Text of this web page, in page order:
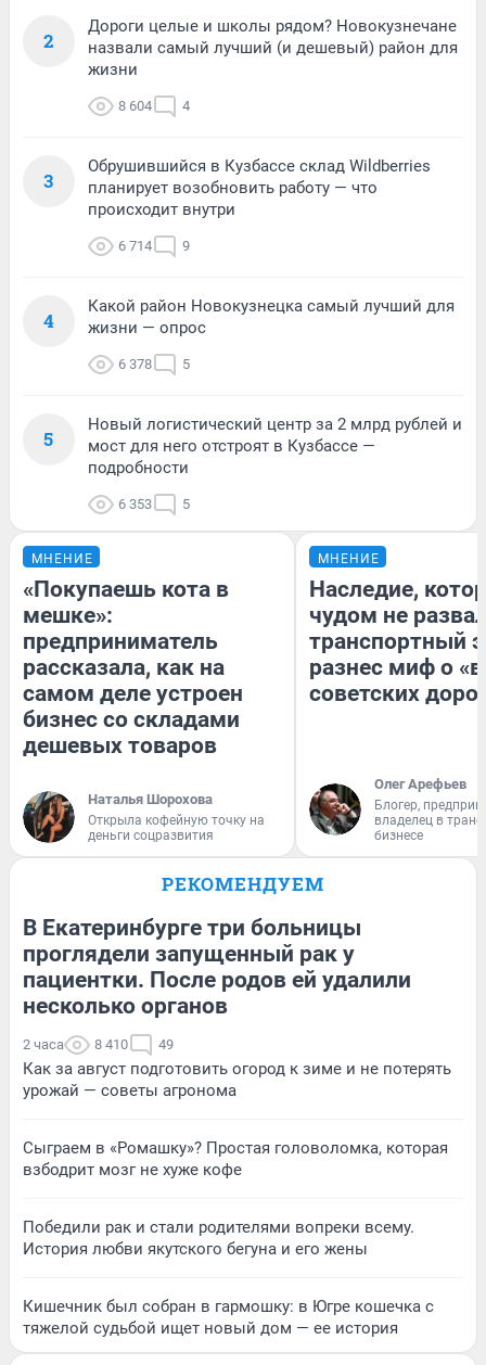
2
Дороги целые и школы рядом? Новокузнечане
назвали самый лучший (и дешевый) район для
жизни
8 604 4
3
Обрушившийся в Кузбассе склад Wildberries
планирует возобновить работу — что
происходит внутри
6 714 9
4
Какой район Новокузнецка самый лучший для
жизни — опрос
6 378 5
5
Новый логистический центр за 2 млрд рублей и
мост для него отстроят в Кузбассе —
подробности
6 353 5
МНЕНИЕ
«Покупаешь кота в
мешке»:
предприниматель
рассказала, как на
самом деле устроен
бизнес со складами
дешевых товаров
Наталья Шорохова
Открыла кофейную точку на
деньги соцразвития
МНЕНИЕ
Наследие,
чудом не
транспортный
разнес миф о
советских
Олег Арефьев
Блогер,
владелец в
бизнесе
РЕКОМЕНДУЕМ
В Екатеринбурге три больницы
проглядели запущенный рак у
пациентки. После родов ей удалили
несколько органов
2 часа 8 410 49
Как за август подготовить огород к зиме и не потерять
урожай — советы агронома
Сыграем в «Ромашку»? Простая головоломка, которая
взбодрит мозг не хуже кофе
Победили рак и стали родителями вопреки всему.
История любви якутского бегуна и его жены
Кишечник был собран в гармошку: в Югре кошечка с
тяжелой судьбой ищет новый дом — ее история